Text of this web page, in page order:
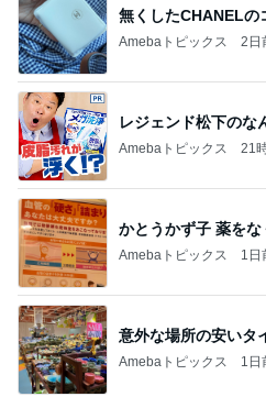
無くしたCHANELの
Amebaトピックス 2日
レジェンド松下のな
Amebaトピックス 21
かとうかず子 薬を
Amebaトピックス 1日
意外な場所の安いタ
Amebaトピックス 1日